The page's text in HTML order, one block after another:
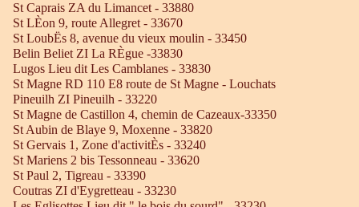
St Caprais ZA du Limancet - 33880
St LÈon 9, route Allegret - 33670
St LoubËs 8, avenue du vieux moulin - 33450
Belin Beliet ZI La RÈgue -33830
Lugos Lieu dit Les Camblanes - 33830
St Magne RD 110 E8 route de St Magne - Louchats
Pineuilh ZI Pineuilh - 33220
St Magne de Castillon 4, chemin de Cazeaux-33350
St Aubin de Blaye 9, Moxenne - 33820
St Gervais 1, Zone d'activitÈs - 33240
St Mariens 2 bis Tessonneau - 33620
St Paul 2, Tigreau - 33390
Coutras ZI d'Eygretteau - 33230